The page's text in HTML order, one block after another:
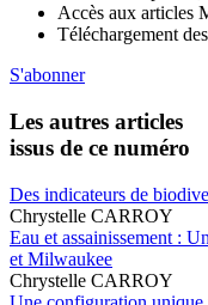
Accès aux articles
Téléchargement
S'abonner
Les autres articles
issus de ce numéro
Des indicateurs de
Chrystelle CARROY
Eau et assainissement :
et Milwaukee
Chrystelle CARROY